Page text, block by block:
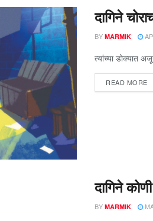
दागिने
BY MARMIK
त्यांच्या डोक्यात
READ MORE
दागिने
BY MARMIK